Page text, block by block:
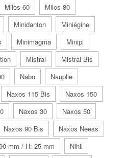
Milos 60
Milos 80
Minidanton
Miniégine
Minimagma
Minipi
Mistral
Mistral Bis
Nabo
Nauplie
Naxos 115 Bis
Naxos 150
Naxos 30
Naxos 50
Naxos 90 Bis
Naxos Neess
mm / H: 25 mm
Nihil